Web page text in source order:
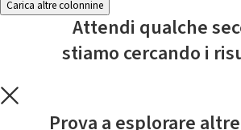
Carica altre colonnine
Attendi qualche
stiamo cercando i
Prova a esplorare